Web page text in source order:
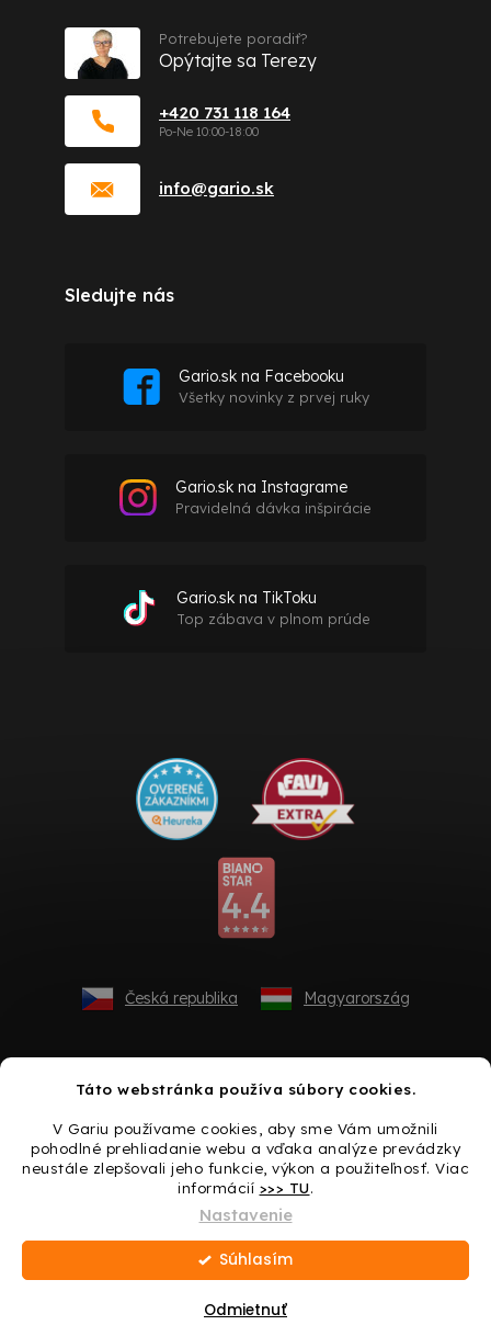
Táto webstránka používa súbory cookies.
V Gariu používame cookies, aby sme Vám umožnili
pohodlné prehliadanie webu a vďaka analýze prevádzky
neustále zlepšovali jeho funkcie, výkon a použiteľnosť. Viac
informácií >>> TU.
Nastavenie
Odmietnuť
Súhlasím
Darček ku každému nákupu → Urobte si radosť ešte
info@gario.sk
+420 731 118 164
Potrebujete poradiť?
Opýtajte sa Terezy
Sledujte nás
Gario.sk na Facebooku
Všetky novinky z prvej ruky
Gario.sk na Instagrame
Pravidelná dávka inšpirácie
Gario.sk na TikToku
Top zábava v plnom prúde
Česká republika Magyarország
Vytvoril Shoptet
Copyright 2026Gario.sk. Všetky práva vyhradené.Upraviť
nastavenie cookies